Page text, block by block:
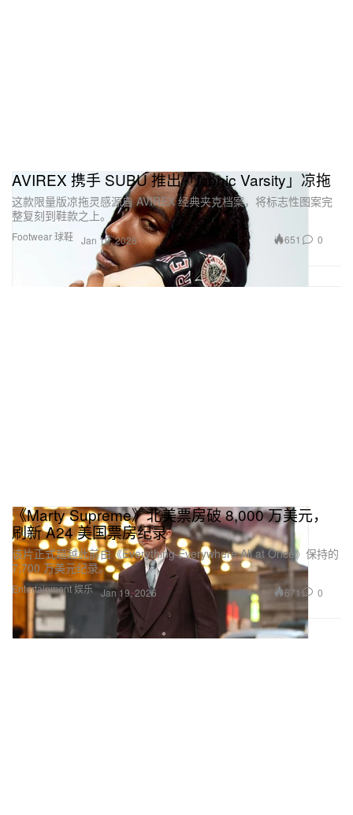
Footwear 球鞋
AVIREX 携手 SUBU 推出「Iconic Varsity」凉拖
这款限量版凉拖灵感源自 AVIREX 经典夹克档案，将标志性图案完
整复刻到鞋款之上。
Jan 19, 2026 651 0
Entertainment 娱乐
《Marty Supreme》北美票房破 8,000 万美元，
刷新 A24 美国票房纪录
该片正式超越此前由《Everything Everywhere All at Once》保持的
7,700 万美元纪录。
Jan 19, 2026 671 0